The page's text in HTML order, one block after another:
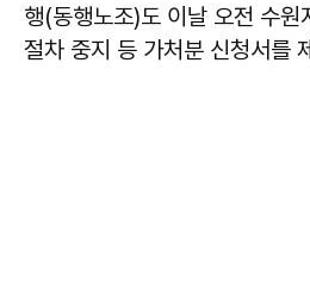
행(동행노조)도 이날 오전 수원
절차 중지 등 가처분 신청서를